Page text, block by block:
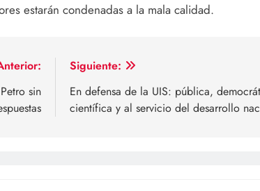
estarán condenadas a la mala calidad.
sin
Siguiente:
En defensa de la UIS: pública,
científica y al servicio del desarrollo